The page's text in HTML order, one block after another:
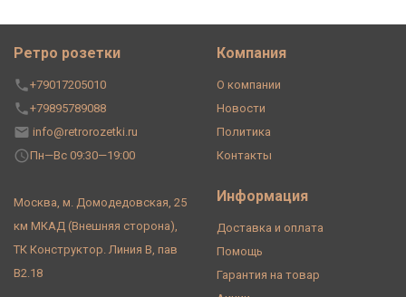
Ретро розетки
+79017205010
+79895789088
info@retrorozetki.ru
Пн—Вс 09:30—19:00
Москва, м. Домодедовская, 25
км МКАД (Внешняя сторона),
ТК Конструктор. Линия В, пав
В2.18
Компания
О компании
Новости
Политика
Контакты
Информация
Доставка и оплата
Помощь
Гарантия на товар